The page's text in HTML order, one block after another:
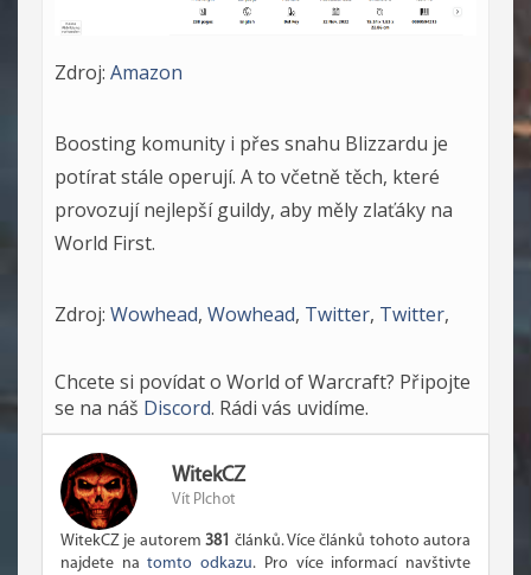
Zdroj: Amazon
Boosting komunity i přes snahu Blizzardu je
potírat stále operují. A to včetně těch, které
provozují nejlepší guildy, aby měly zlaťáky na
World First.
Zdroj: Wowhead, Wowhead, Twitter, Twitter,
Chcete si povídat o World of Warcraft? Připojte
se na náš Discord. Rádi vás uvidíme.
WitekCZ
Vít Plchot
WitekCZ je autorem381 článků. Více článků tohoto autora
najdete natomto odkazu. Pro více informací navštivte